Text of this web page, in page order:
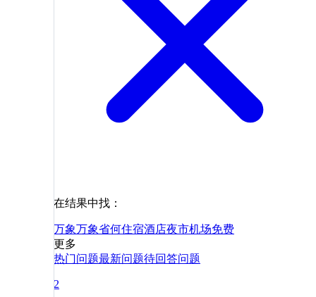
在结果中找：
万象万象省何住宿酒店夜市机场免费
更多
热门问题最新问题待回答问题
2